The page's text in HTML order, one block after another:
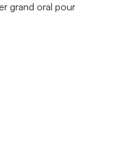
grand oral pour